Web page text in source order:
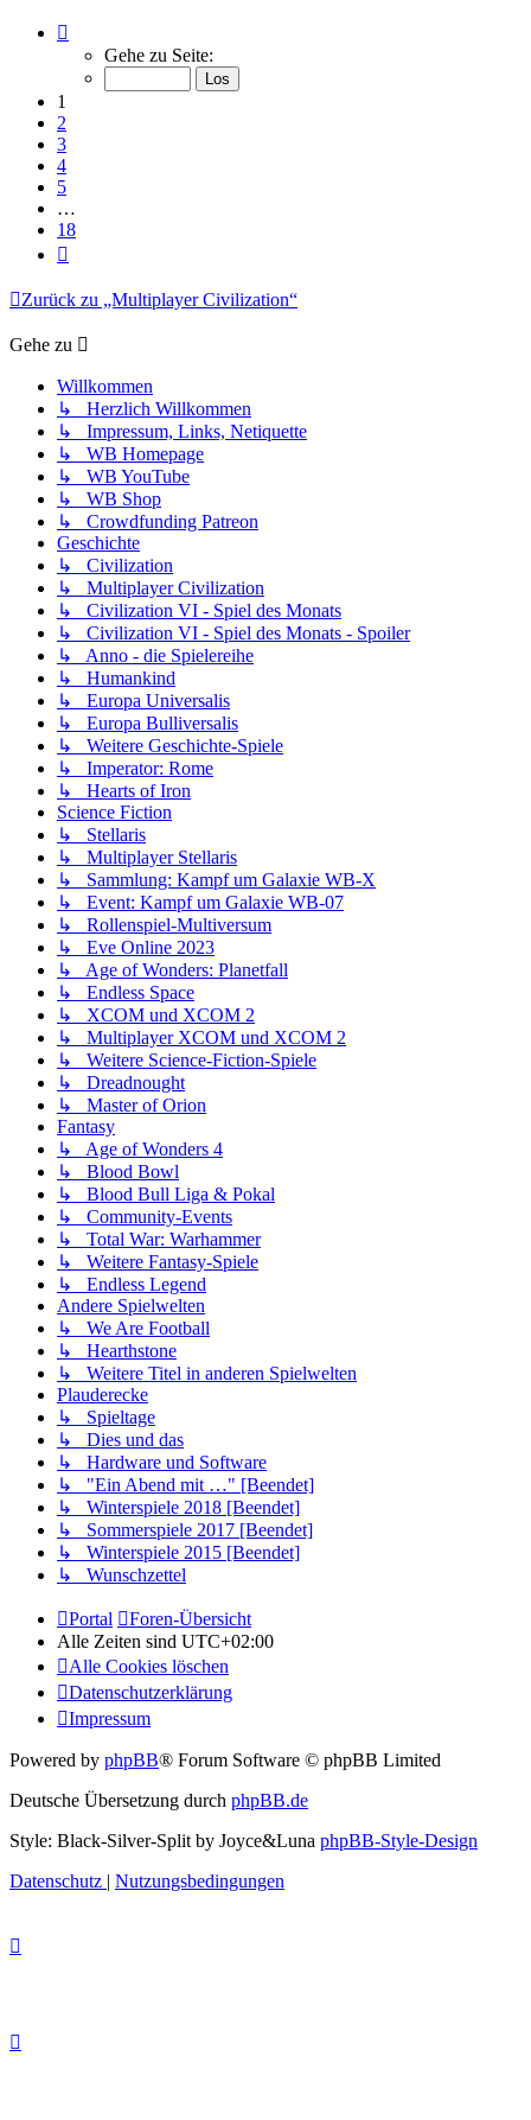
von
Gehe zu Seite:
1
2
3
4
5
…
18
Zurück zu „Multiplayer Civilization“
Gehe zu
Willkommen
↳ Herzlich Willkommen
↳ Impressum, Links, Netiquette
↳ WB Homepage
↳ WB YouTube
↳ WB Shop
↳ Crowdfunding Patreon
Geschichte
↳ Civilization
↳ Multiplayer Civilization
↳ Civilization VI - Spiel des Monats
↳ Civilization VI - Spiel des Monats - Spoiler
↳ Anno - die Spielereihe
↳ Humankind
↳ Europa Universalis
↳ Europa Bulliversalis
↳ Weitere Geschichte-Spiele
↳ Imperator: Rome
↳ Hearts of Iron
Science Fiction
↳ Stellaris
↳ Multiplayer Stellaris
↳ Sammlung: Kampf um Galaxie WB-X
↳ Event: Kampf um Galaxie WB-07
↳ Rollenspiel-Multiversum
↳ Eve Online 2023
↳ Age of Wonders: Planetfall
↳ Endless Space
↳ XCOM und XCOM 2
↳ Multiplayer XCOM und XCOM 2
↳ Weitere Science-Fiction-Spiele
↳ Dreadnought
↳ Master of Orion
Fantasy
↳ Age of Wonders 4
↳ Blood Bowl
↳ Blood Bull Liga & Pokal
↳ Community-Events
↳ Total War: Warhammer
↳ Weitere Fantasy-Spiele
↳ Endless Legend
Andere Spielwelten
↳ We Are Football
↳ Hearthstone
↳ Weitere Titel in anderen Spielwelten
Plauderecke
↳ Spieltage
↳ Dies und das
↳ Hardware und Software
↳ "Ein Abend mit …" [Beendet]
↳ Winterspiele 2018 [Beendet]
↳ Sommerspiele 2017 [Beendet]
↳ Winterspiele 2015 [Beendet]
↳ Wunschzettel
Portal
Foren-Übersicht
Alle Zeiten sind UTC+02:00
Alle Cookies löschen
Datenschutzerklärung
Impressum
Powered by phpBB® Forum Software © phpBB Limited
Deutsche Übersetzung durch phpBB.de
Style: Black-Silver-Split by Joyce&Luna phpBB-Style-Design
Datenschutz | Nutzungsbedingungen